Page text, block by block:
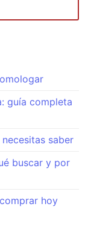
guía completa
saber
buscar y por
hoy